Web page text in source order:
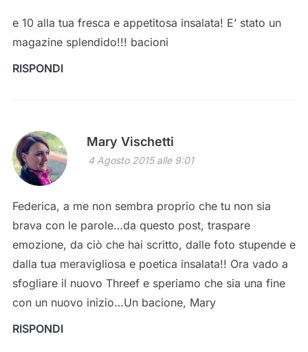
e 10 alla tua fresca e appetitosa insalata! E’ stato un
magazine splendido!!! bacioni
RISPONDI
Mary Vischetti
4 Agosto 2015 alle 9:01
Federica, a me non sembra proprio che tu non sia
brava con le parole…da questo post, traspare
emozione, da ciò che hai scritto, dalle foto stupende e
dalla tua meravigliosa e poetica insalata!! Ora vado a
sfogliare il nuovo Threef e speriamo che sia una fine
con un nuovo inizio…Un bacione, Mary
RISPONDI